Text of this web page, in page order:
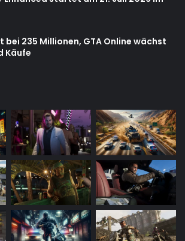
bei 235 Millionen, GTA Online wächst
Käufe